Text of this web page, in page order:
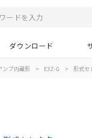
ダウンロード
ンプ内蔵形 > E3Z-G > 形式セ